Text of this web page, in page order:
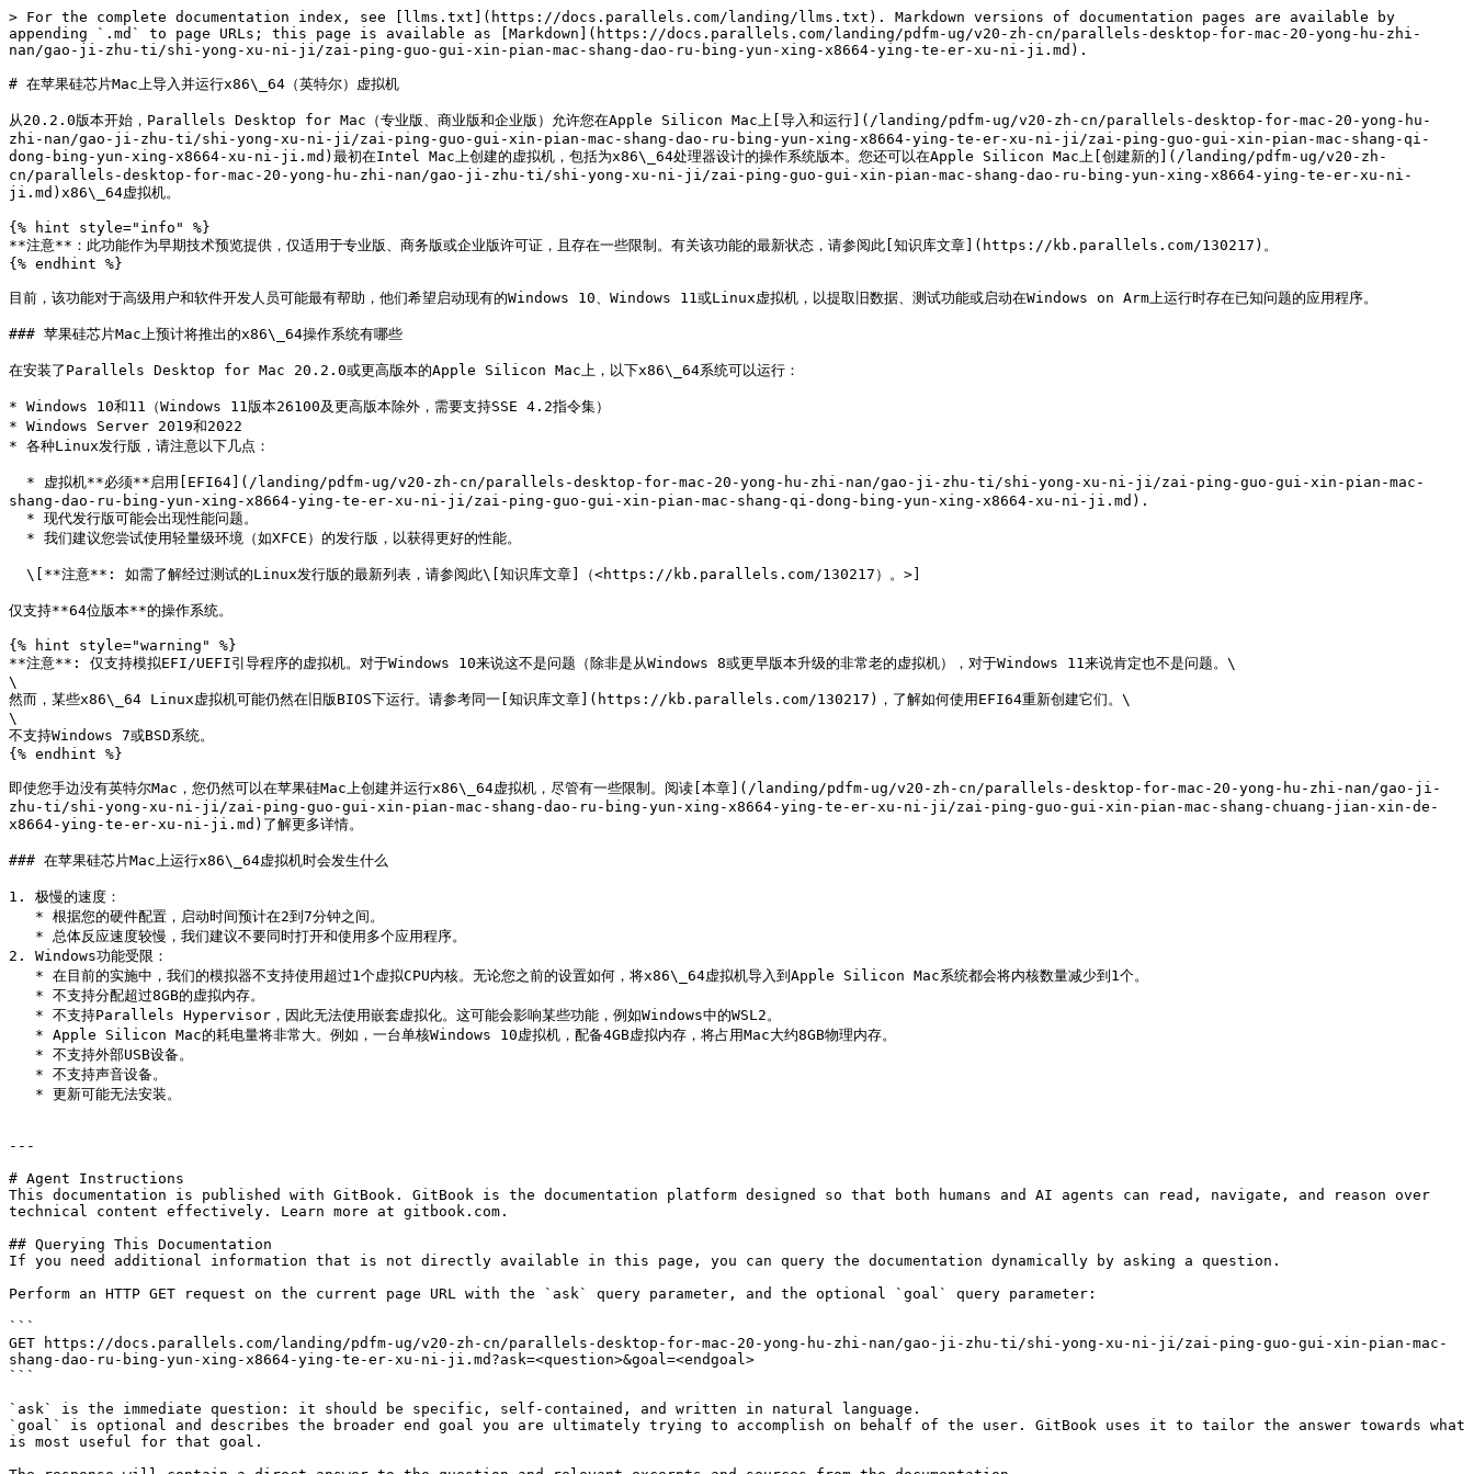
> For the complete documentation index, see [llms.txt](https://docs.parallels.com/landing/llms.txt). Markdown versions of documentation pages are available by
appending `.md` to page URLs; this page is available as [Markdown](https://docs.parallels.com/landing/pdfm-ug/v20-zh-cn/parallels-desktop-for-mac-20-yong-hu-zhi-
nan/gao-ji-zhu-ti/shi-yong-xu-ni-ji/zai-ping-guo-gui-xin-pian-mac-shang-dao-ru-bing-yun-xing-x8664-ying-te-er-xu-ni-ji.md).
# 在苹果硅芯片Mac上导入并运行x86\_64（英特尔）虚拟机
从20.2.0版本开始，Parallels Desktop for Mac（专业版、商业版和企业版）允许您在Apple Silicon Mac上[导入和运行](/landing/pdfm-ug/v20-zh-cn/parallels-desktop-for-mac-20-yong-hu-
zhi-nan/gao-ji-zhu-ti/shi-yong-xu-ni-ji/zai-ping-guo-gui-xin-pian-mac-shang-dao-ru-bing-yun-xing-x8664-ying-te-er-xu-ni-ji/zai-ping-guo-gui-xin-pian-mac-shang-qi-
dong-bing-yun-xing-x8664-xu-ni-ji.md)最初在Intel Mac上创建的虚拟机，包括为x86\_64处理器设计的操作系统版本。您还可以在Apple Silicon Mac上[创建新的](/landing/pdfm-ug/v20-zh-
cn/parallels-desktop-for-mac-20-yong-hu-zhi-nan/gao-ji-zhu-ti/shi-yong-xu-ni-ji/zai-ping-guo-gui-xin-pian-mac-shang-dao-ru-bing-yun-xing-x8664-ying-te-er-xu-ni-
ji.md)x86\_64虚拟机。
{% hint style="info" %}
**注意**：此功能作为早期技术预览提供，仅适用于专业版、商务版或企业版许可证，且存在一些限制。有关该功能的最新状态，请参阅此[知识库文章](https://kb.parallels.com/130217)。
{% endhint %}
目前，该功能对于高级用户和软件开发人员可能最有帮助，他们希望启动现有的Windows 10、Windows 11或Linux虚拟机，以提取旧数据、测试功能或启动在Windows on Arm上运行时存在已知问题的应用程序。
### 苹果硅芯片Mac上预计将推出的x86\_64操作系统有哪些
在安装了Parallels Desktop for Mac 20.2.0或更高版本的Apple Silicon Mac上，以下x86\_64系统可以运行：
* Windows 10和11（Windows 11版本26100及更高版本除外，需要支持SSE 4.2指令集）
* Windows Server 2019和2022
* 各种Linux发行版，请注意以下几点：
shang-dao-ru-bing-yun-xing-x8664-ying-te-er-xu-ni-ji/zai-ping-guo-gui-xin-pian-mac-shang-qi-dong-bing-yun-xing-x8664-xu-ni-ji.md).
仅支持**64位版本**的操作系统。
{% hint style="warning" %}
**注意**: 仅支持模拟EFI/UEFI引导程序的虚拟机。对于Windows 10来说这不是问题（除非是从Windows 8或更早版本升级的非常老的虚拟机），对于Windows 11来说肯定也不是问题。\
\
然而，某些x86\_64 Linux虚拟机可能仍然在旧版BIOS下运行。请参考同一[知识库文章](https://kb.parallels.com/130217)，了解如何使用EFI64重新创建它们。\
\
不支持Windows 7或BSD系统。
{% endhint %}
即使您手边没有英特尔Mac，您仍然可以在苹果硅Mac上创建并运行x86\_64虚拟机，尽管有一些限制。阅读[本章](/landing/pdfm-ug/v20-zh-cn/parallels-desktop-for-mac-20-yong-hu-zhi-nan/gao-ji-
zhu-ti/shi-yong-xu-ni-ji/zai-ping-guo-gui-xin-pian-mac-shang-dao-ru-bing-yun-xing-x8664-ying-te-er-xu-ni-ji/zai-ping-guo-gui-xin-pian-mac-shang-chuang-jian-xin-de-
x8664-ying-te-er-xu-ni-ji.md)了解更多详情。
### 在苹果硅芯片Mac上运行x86\_64虚拟机时会发生什么
1. 极慢的速度：
2. Windows功能受限：
---
# Agent Instructions
This documentation is published with GitBook. GitBook is the documentation platform designed so that both humans and AI agents can read, navigate, and reason over
technical content effectively. Learn more at gitbook.com.
## Querying This Documentation
If you need additional information that is not directly available in this page, you can query the documentation dynamically by asking a question.
Perform an HTTP GET request on the current page URL with the `ask` query parameter, and the optional `goal` query parameter:
```
GET https://docs.parallels.com/landing/pdfm-ug/v20-zh-cn/parallels-desktop-for-mac-20-yong-hu-zhi-nan/gao-ji-zhu-ti/shi-yong-xu-ni-ji/zai-ping-guo-gui-xin-pian-mac-
shang-dao-ru-bing-yun-xing-x8664-ying-te-er-xu-ni-ji.md?ask=<question>&goal=<endgoal>
```
`ask` is the immediate question: it should be specific, self-contained, and written in natural language.
`goal` is optional and describes the broader end goal you are ultimately trying to accomplish on behalf of the user. GitBook uses it to tailor the answer towards what
is most useful for that goal.